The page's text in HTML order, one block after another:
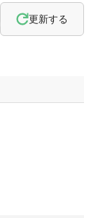
更新する